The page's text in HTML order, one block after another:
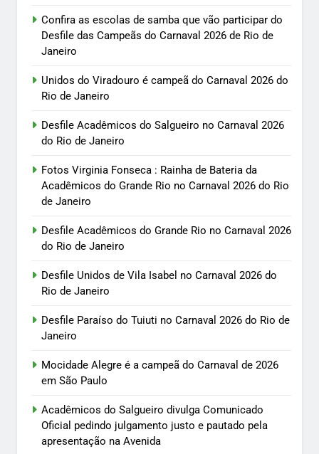
Confira as escolas de samba que vão participar do
Desfile das Campeãs do Carnaval 2026 de Rio de
Janeiro
Unidos do Viradouro é campeã do Carnaval 2026 do
Rio de Janeiro
Desfile Acadêmicos do Salgueiro no Carnaval 2026
do Rio de Janeiro
Fotos Virginia Fonseca : Rainha de Bateria da
Acadêmicos do Grande Rio no Carnaval 2026 do Rio
de Janeiro
Desfile Acadêmicos do Grande Rio no Carnaval 2026
do Rio de Janeiro
Desfile Unidos de Vila Isabel no Carnaval 2026 do
Rio de Janeiro
Desfile Paraíso do Tuiuti no Carnaval 2026 do Rio de
Janeiro
Mocidade Alegre é a campeã do Carnaval de 2026
em São Paulo
Acadêmicos do Salgueiro divulga Comunicado
Oficial pedindo julgamento justo e pautado pela
apresentação na Avenida